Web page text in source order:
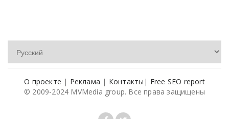
О проекте | Реклама | Контакты | Free SEO report
© 2009-2024 MVMedia group. Все права защищены